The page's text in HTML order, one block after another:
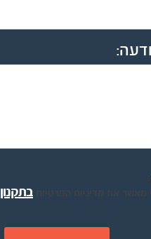
מאשר את מדיניות הפרטיות בתקנון